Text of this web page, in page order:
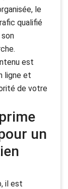
le
qualifié
est
ligne et
de votre
un
il est